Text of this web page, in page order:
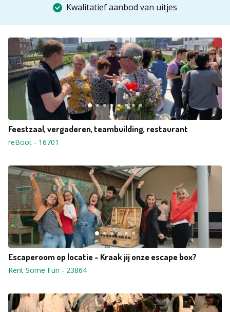
Kwalitatief aanbod van uitjes
Feestzaal, vergaderen, teambuilding, restaurant
reBoot - 16701
Escaperoom op locatie - Kraak jij onze escape box?
Rent Some Fun - 23864